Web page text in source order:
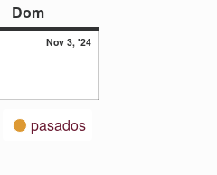
Domdomingo
Nov 3, '243
pasados